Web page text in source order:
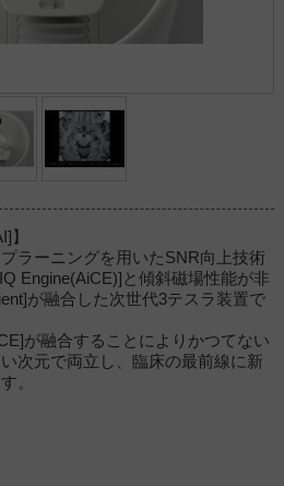
】
ラーニングを用いたSNR向上技術
Engine(AiCE)]と傾斜磁場性能が非
が融合した次世代3テスラ装置で
が融合することによりかつてない
次元で両立し、臨床の最前線に新
。